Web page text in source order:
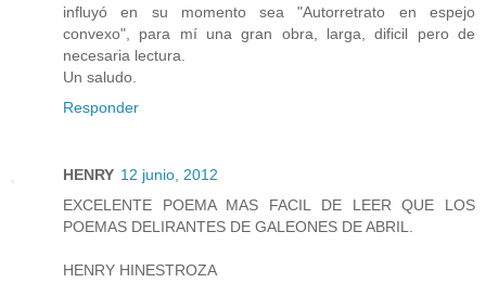
influyó en su momento sea "Autorretrato en espejo
convexo", para mí una gran obra, larga, dificil pero de
necesaria lectura.
Un saludo.
Responder
HENRY 12 junio, 2012
EXCELENTE POEMA MAS FACIL DE LEER QUE LOS
POEMAS DELIRANTES DE GALEONES DE ABRIL.
HENRY HINESTROZA